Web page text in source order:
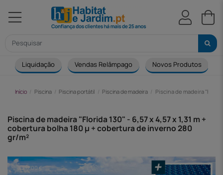
Liquidação Vendas Relâmpago Novos Produtos
Início Piscina Piscina portátil Piscina de madeira Piscina de madeira
Piscina de madeira "Florida 130" - 6,57 x 4,57 x 1,31 m +
cobertura bolha 180 µ + cobertura de inverno 280
gr/m²
-1 717,00 €